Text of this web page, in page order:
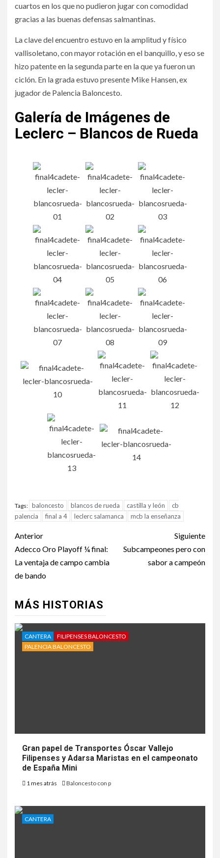
cuartos en los que no pudieron jugar con comodidad
gracias a las buenas defensas salmantinas.
La clave del encuentro estuvo en la amplitud y físico
vallisoletano, con mayor rotación en el banquillo, y eso se
hizo patente en la segunda parte en la que ya fueron un
ciclón. En la grada estuvo presente Mike Hansen, ex
jugador de Palencia Baloncesto.
Galería de Imágenes de
Leclerc – Blancos de Rueda
Tags: baloncesto blancos de rueda castilla y león
cb
palencia
final a 4 leclerc salamanca mcb la enseñanza
Anterior
Adecco Oro Playoff ¼ final:
La ventaja de campo cambia
de bando
Siguiente
Subcampeones pero con
sabor a campeón
MÁS HISTORIAS
CANTERA
FILIPENSES BALONCESTO
PALENCIA BALONCESTO
Gran papel de Transportes Óscar Vallejo
Filipenses y Adarsa Maristas en el campeonato
de España Mini
1 mes atrás Baloncesto con p
CANTERA